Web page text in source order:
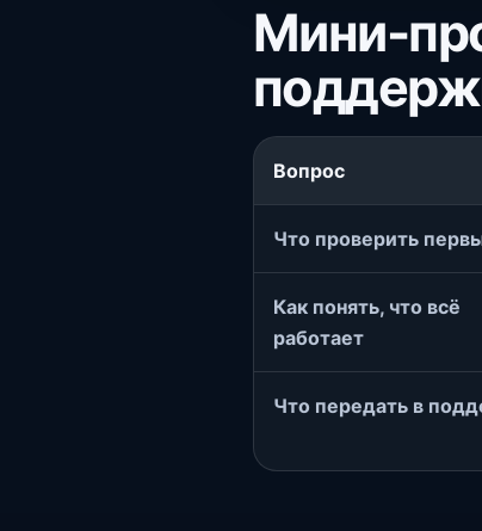
Мини-
Вопрос
Что проверить
Как понять, что всё
работает
Что передать в